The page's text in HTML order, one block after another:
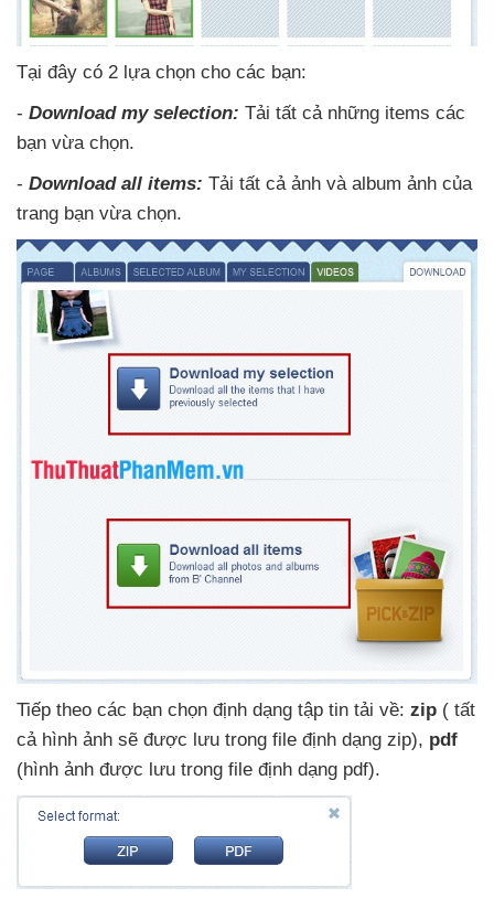
Tại đây có 2 lựa chọn cho các bạn:
- Download my selection: Tải tất cả những items các
bạn vừa chọn.
- Download all items: Tải tất cả ảnh và album ảnh của
trang bạn vừa chọn.
Tiếp theo các bạn chọn định dạng tập tin tải về: zip ( tất
cả hình ảnh sẽ được lưu trong file định dạng zip), pdf
(hình ảnh được lưu trong file định dạng pdf).